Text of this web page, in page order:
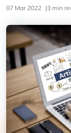
07 Mar 2022 |3 min